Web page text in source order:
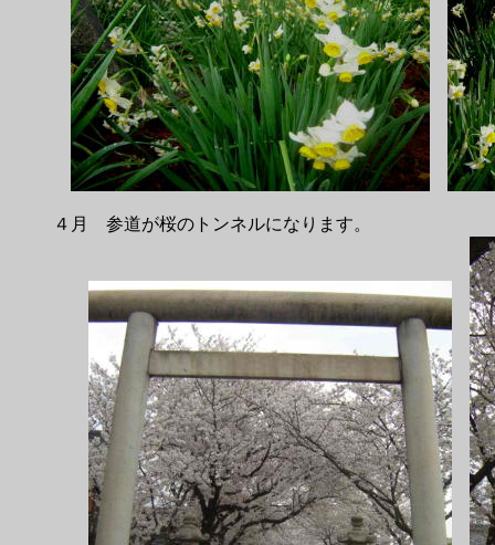
４月 参道が桜のトンネルになります。